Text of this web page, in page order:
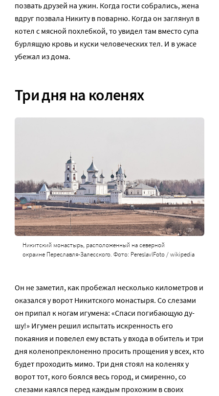
позвать друзей на ужин. Когда гости собрались, жена
вдруг позвала Никиту в поварню. Когда он заглянул в
котел с мясной похлебкой, то увидел там вместо супа
бурлящую кровь и куски человеческих тел. И в ужасе
убежал из дома.
Три дня на коленях
Никитский монастырь, расположенный на северной
окраине Переславля-Залесского. Фото: PereslavlFoto / wikipedia
Он не заметил, как пробежал несколько километров и
оказался у ворот Никитского монастыря. Со сле­за­ми
он при­пал к но­гам игу­ме­на: «Спа­си по­ги­ба­ю­щую ду­
шу!» Игумен решил испытать искренность его
покаяния и повелел ему встать у входа в обитель и три
дня коленопреклоненно просить прощения у всех, кто
будет проходить мимо. Три дня стоял на коленях у
ворот тот, кого боялся весь город, и смиренно, со
слезами каялся перед каждым прохожим в своих